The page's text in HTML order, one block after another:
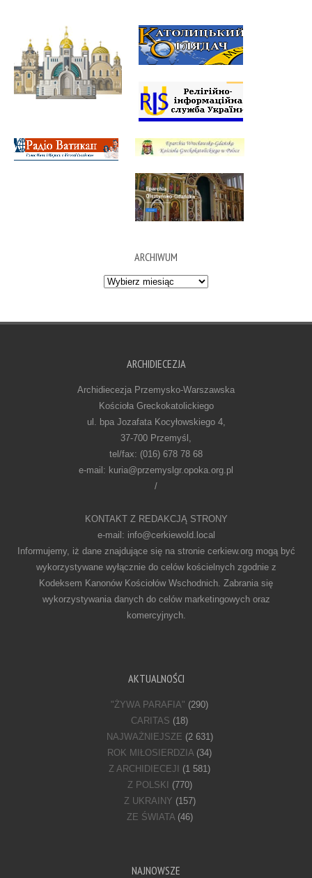
ARCHIWUM
Archiwum
ARCHIDIECEZJA
Archidiecezja Przemysko-Warszawska
Kościoła Greckokatolickiego
ul. bpa Jozafata Kocyłowskiego 4,
37-700 Przemyśl,
tel/fax: (016) 678 78 68
e-mail: kuria@przemyslgr.opoka.org.pl
/
KONTAKT Z REDAKCJĄ STRONY
e-mail: info@cerkiewold.local
Informujemy, iż dane znajdujące się na stronie cerkiew.org mogą być
wykorzystywane wyłącznie do celów kościelnych zgodnie z
Kodeksem Kanonów Kościołów Wschodnich. Zabrania się
wykorzystywania danych do celów marketingowych oraz
komercyjnych.
AKTUALNOŚCI
"ŻYWA PARAFIA" (290)
CARITAS (18)
NAJWAŻNIEJSZE (2 631)
ROK MIŁOSIERDZIA(34)
Z ARCHIDIECEJI
(1 581)
Z POLSKI
(770)
Z UKRAINY (157)
ZE ŚWIATA(46)
NAJNOWSZE